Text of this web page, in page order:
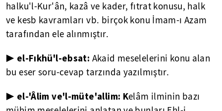
halku'l-Kur'ân, kazâ ve kader, fıtrat konusu, halk
ve kesb kavramları vb. birçok konu İmam-ı Azam
tarafından ele alınmıştır.
▶ el-Fıkhü'l-ebsat: Akaid meselelerini konu alan
bu eser soru-cevap tarzında yazılmıştır.
▶ el-'Âlim ve'l-müte'allim: Kelâm ilminin bazı